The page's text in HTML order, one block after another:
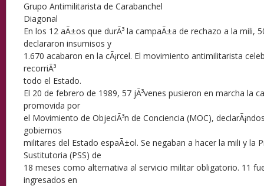
Grupo Antimilitarista de Carabanchel
Diagonal
En los 12 aÃ±os que durÃ³ la campaÃ±a de rechazo a la mili,
declararon insumisos y
1.670 acabaron en la cÃ¡rcel. El movimiento antimilitarista
recorriÃ³
todo el Estado.
El 20 de febrero de 1989, 57 jÃ³venes pusieron en marcha la
promovida por
el Movimiento de ObjeciÃ³n de Conciencia (MOC),
gobiernos
militares del Estado espaÃ±ol. Se negaban a hacer la mili y la
Sustitutoria (PSS) de
18 meses como alternativa al servicio militar obligatorio. 11
ingresados en